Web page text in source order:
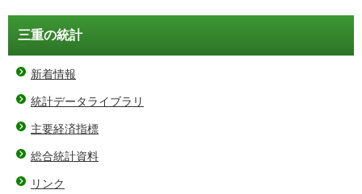
三重の統計
新着情報
統計データライブラリ
主要経済指標
総合統計資料
リンク